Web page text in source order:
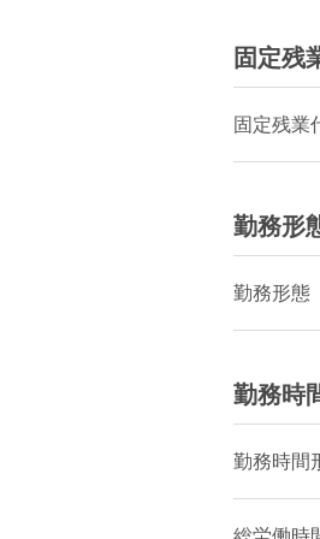
固定残
固定残業
勤務形
勤務形態
勤務時
勤務時間